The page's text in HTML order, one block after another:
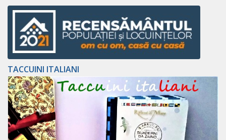
TACCUINI ITALIANI